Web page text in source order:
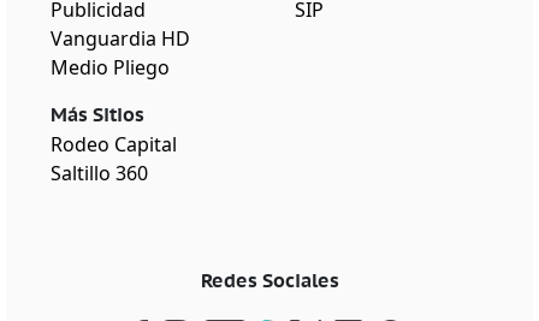
Publicidad
Vanguardia HD
Medio Pliego
Más Sitios
Rodeo Capital
Saltillo 360
SIP
Redes Sociales